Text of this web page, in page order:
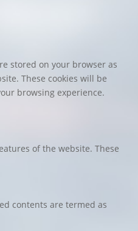
stored on your browser as
These cookies will be
browsing experience.
of the website. These
contents are termed as